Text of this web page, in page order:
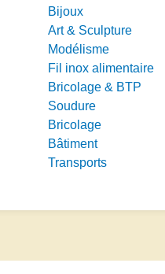
Bijoux
Art & Sculpture
Modélisme
Fil inox alimentaire
Bricolage & BTP
Soudure
Bricolage
Bâtiment
Transports